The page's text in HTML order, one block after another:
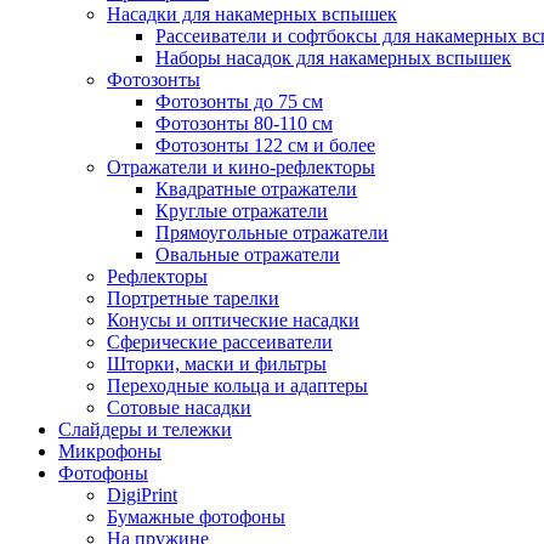
Насадки для накамерных вспышек
Рассеиватели и софтбоксы для накамерных
Наборы насадок для накамерных вспышек
Фотозонты
Фотозонты до 75 см
Фотозонты 80-110 см
Фотозонты 122 см и более
Отражатели и кино-рефлекторы
Квадратные отражатели
Круглые отражатели
Прямоугольные отражатели
Овальные отражатели
Рефлекторы
Портретные тарелки
Конусы и оптические насадки
Сферические рассеиватели
Шторки, маски и фильтры
Переходные кольца и адаптеры
Сотовые насадки
Слайдеры и тележки
Микрофоны
Фотофоны
DigiPrint
Бумажные фотофоны
На пружине